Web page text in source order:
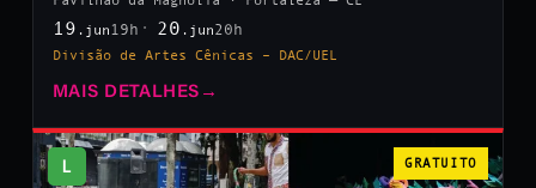
19 .jun 19h 20 .jun20h
Divisão de Artes Cênicas – DAC/UEL
MAIS DETALHES →
L GRATUITO